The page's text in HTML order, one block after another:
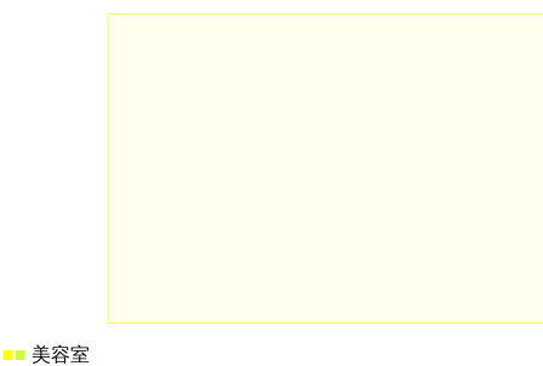
■ 美容室